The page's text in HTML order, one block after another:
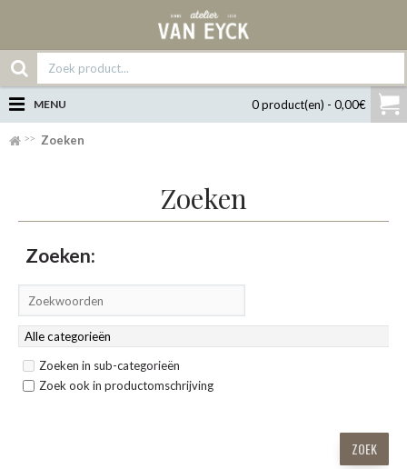
0 product(en) - 0,00€
MENU
Zoeken
Zoeken
Zoeken:
Zoeken in sub-categorieën
Zoek ook in productomschrijving